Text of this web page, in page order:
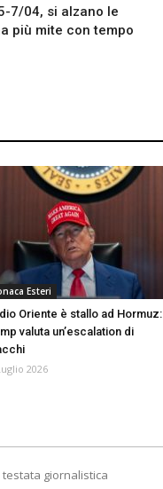
7/04, si alzano le
più mite con tempo
Esteri
Oriente è stallo ad Hormuz:
valuta un’escalation di
2026
testata giornalistica